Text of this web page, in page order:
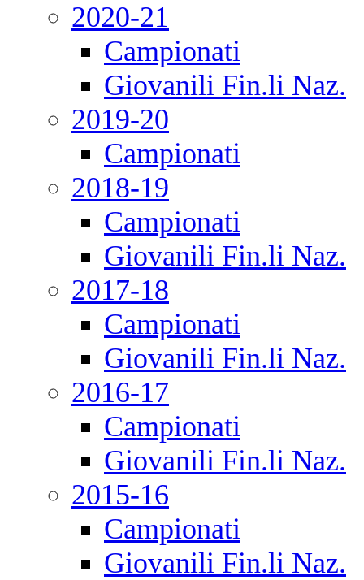
2020-21
Campionati
Giovanili Fin.li Naz.
2019-20
Campionati
2018-19
Campionati
Giovanili Fin.li Naz.
2017-18
Campionati
Giovanili Fin.li Naz.
2016-17
Campionati
Giovanili Fin.li Naz.
2015-16
Campionati
Giovanili Fin.li Naz.